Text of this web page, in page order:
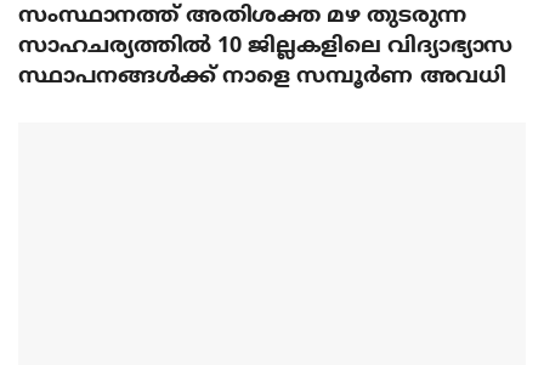
സംസ്ഥാനത്ത് അതിശക്ത മഴ തുടരുന്ന
സാഹചര്യത്തിൽ 10 ജില്ലകളിലെ വിദ്യാഭ്യാസ
സ്ഥാപനങ്ങൾക്ക് നാളെ സമ്പൂർണ അവധി